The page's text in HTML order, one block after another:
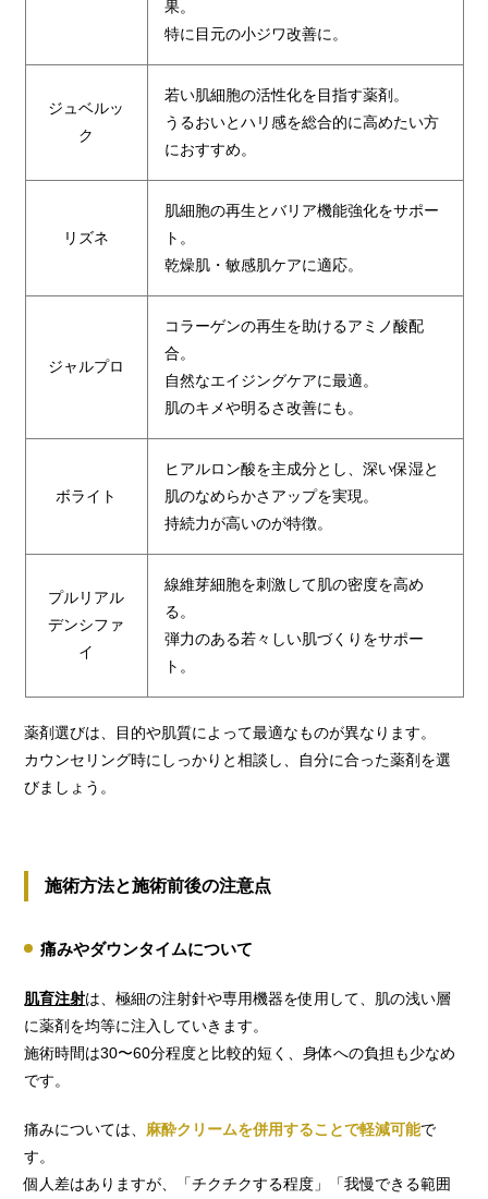
果。
特に目元の小ジワ改善に。
ジュベルッ
ク
若い肌細胞の活性化を目指す薬剤。
うるおいとハリ感を総合的に高めたい方
におすすめ。
リズネ
肌細胞の再生とバリア機能強化をサポー
ト。
乾燥肌・敏感肌ケアに適応。
ジャルプロ
コラーゲンの再生を助けるアミノ酸配
合。
自然なエイジングケアに最適。
肌のキメや明るさ改善にも。
ボライト
ヒアルロン酸を主成分とし、深い保湿と
肌のなめらかさアップを実現。
持続力が高いのが特徴。
プルリアル
デンシファ
イ
線維芽細胞を刺激して肌の密度を高め
る。
弾力のある若々しい肌づくりをサポー
ト。
薬剤選びは、目的や肌質によって最適なものが異なります。
カウンセリング時にしっかりと相談し、自分に合った薬剤を選
びましょう。
施術方法と施術前後の注意点
痛みやダウンタイムについて
肌育注射は、極細の注射針や専用機器を使用して、肌の浅い層
に薬剤を均等に注入していきます。
施術時間は30〜60分程度と比較的短く、身体への負担も少なめ
です。
痛みについては、 麻酔クリームを併用することで軽減可能で
す。
個人差はありますが、「チクチクする程度」「我慢できる範囲